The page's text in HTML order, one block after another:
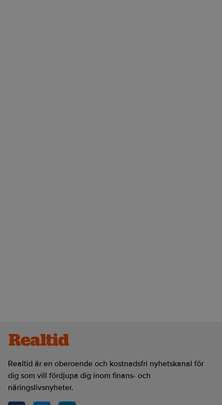
Realtid är en oberoende och kostnadsfri nyhetskanal för
dig som vill fördjupa dig inom finans- och
näringslivsnyheter.